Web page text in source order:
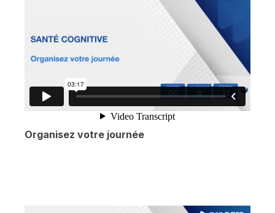
Organisez votre journée